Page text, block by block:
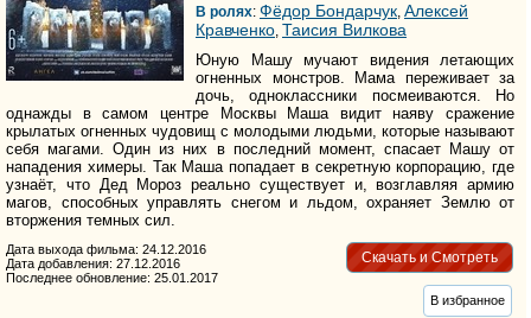
В ролях: Фёдор Бондарчук, Алексей
Кравченко, Таисия Вилкова
Юную Машу мучают видения летающих
огненных монстров. Мама переживает за
дочь, одноклассники посмеиваются. Но
однажды в самом центре Москвы Маша видит наяву сражение
крылатых огненных чудовищ с молодыми людьми, которые называют
себя магами. Один из них в последний момент, спасает Машу от
нападения химеры. Так Маша попадает в секретную корпорацию, где
узнаёт, что Дед Мороз реально существует и, возглавляя армию
магов, способных управлять снегом и льдом, охраняет Землю от
вторжения темных сил.
Скачать и Смотреть
Дата выхода фильма: 24.12.2016
Дата добавления: 27.12.2016
Последнее обновление: 25.01.2017
В избранное